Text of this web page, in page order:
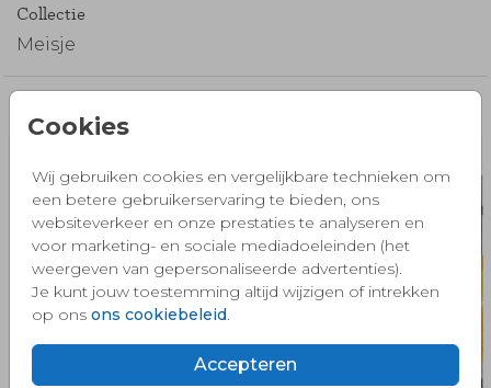
Cookies
Wij gebruiken cookies en vergelijkbare technieken om
een betere gebruikerservaring te bieden, ons
websiteverkeer en onze prestaties te analyseren en
voor marketing- en sociale mediadoeleinden (het
weergeven van gepersonaliseerde advertenties).
Je kunt jouw toestemming altijd wijzigen of intrekken
op ons ons cookiebeleid
Accepteren
voorandere schaduwen van kindjes
een belletje.
Collectie
Meisje
Misschien vind je dit ook mooi 🧡